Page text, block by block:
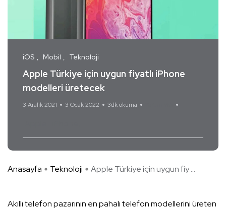
iOS Mobil Teknoloji
Apple Türkiye için uygun fiyatlı iPhone
modelleri üretecek
3 Aralık 2021 3 Ocak 2022 3dk okuma
Anasayfa Teknoloji Apple Türkiye için uygun fiy ...
Akıllı telefon pazarının en pahalı telefon modellerini üreten